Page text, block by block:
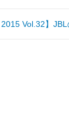
2015 Vol.32】